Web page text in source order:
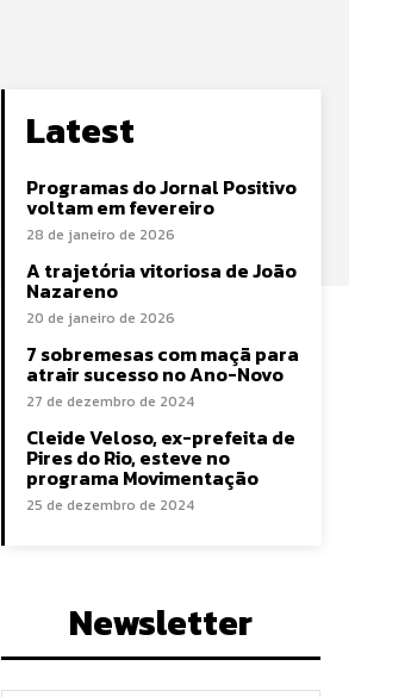
Latest
Programas do Jornal Positivo
voltam em fevereiro
28 de janeiro de 2026
A trajetória vitoriosa de João
Nazareno
20 de janeiro de 2026
7 sobremesas com maçã para
atrair sucesso no Ano-Novo
27 de dezembro de 2024
Cleide Veloso, ex-prefeita de
Pires do Rio, esteve no
programa Movimentação
25 de dezembro de 2024
Newsletter